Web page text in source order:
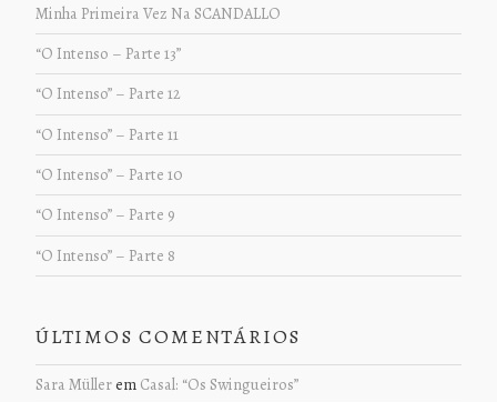
Minha Primeira Vez Na SCANDALLO
“O Intenso – Parte 13”
“O Intenso” – Parte 12
“O Intenso” – Parte 11
“O Intenso” – Parte 10
“O Intenso” – Parte 9
“O Intenso” – Parte 8
ÚLTIMOS COMENTÁRIOS
Sara Müllerem Casal: “Os Swingueiros”